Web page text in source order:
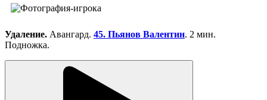
Удаление. Авангард. 45. Пьянов Валентин. 2 мин.
Подножка.